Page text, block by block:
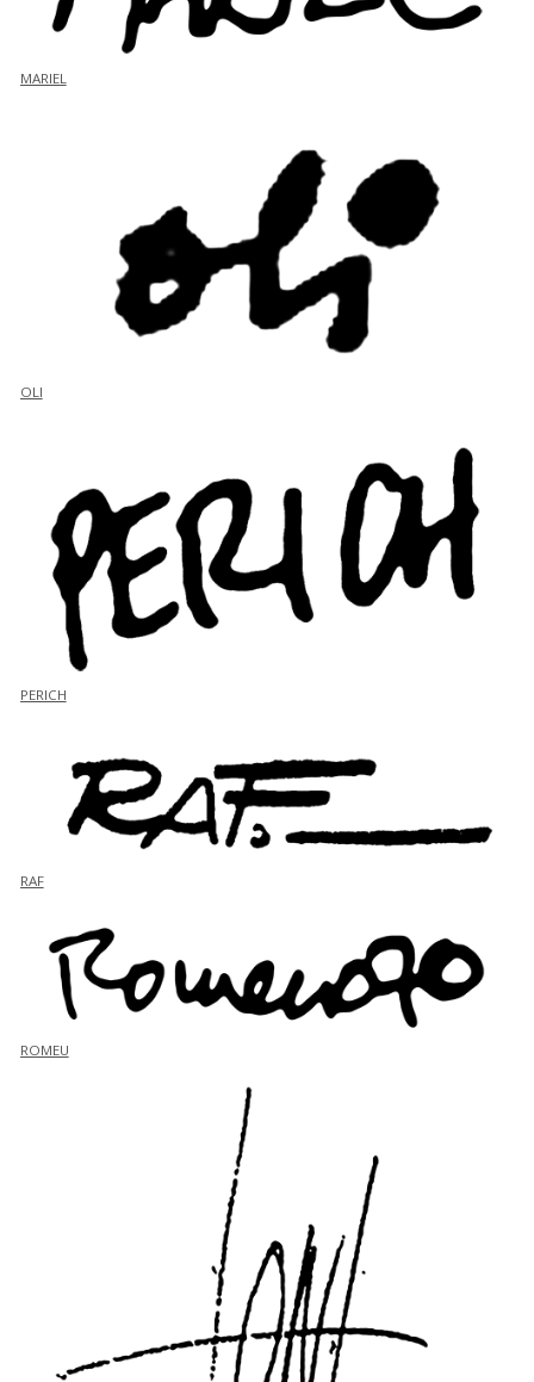
MARIEL
OLI
PERICH
RAF
ROMEU